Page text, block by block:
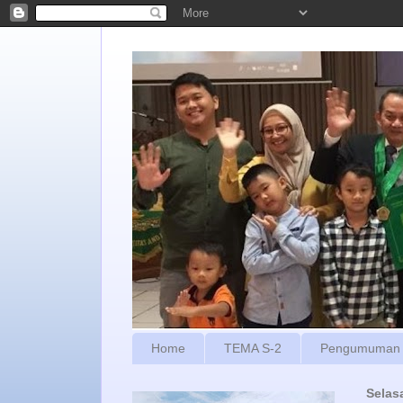
Home TEMA S-2 Pengumuman